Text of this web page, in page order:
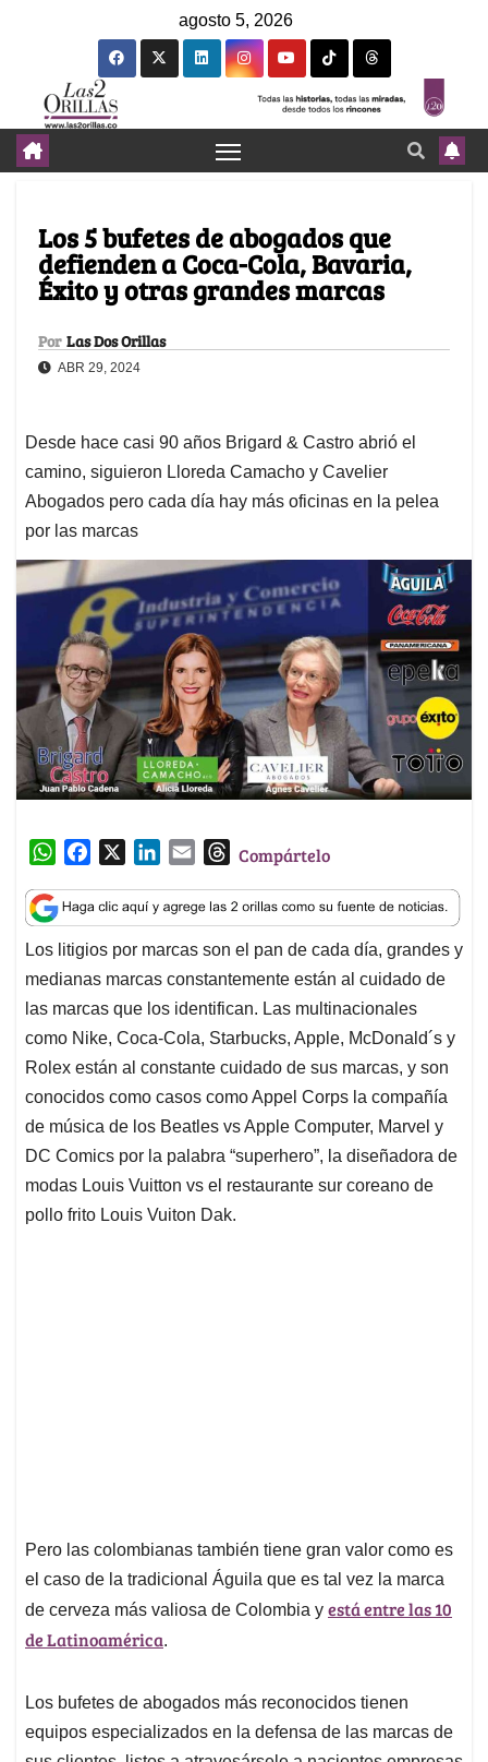
agosto 5, 2026
Los 5 bufetes de abogados que
defienden a Coca-Cola, Bavaria,
Éxito y otras grandes marcas
Por Las Dos Orillas
ABR 29, 2024
Desde hace casi 90 años Brigard & Castro abrió el
camino, siguieron Lloreda Camacho y Cavelier
Abogados pero cada día hay más oficinas en la pelea
por las marcas
W
a
t
s
A
p
p
c
e
b
o
o
k
n
k
e
d
I
n
a
i
l
T
r
e
a
d
s
Compártelo
Los litigios por marcas son el pan de cada día, grandes y
medianas marcas constantemente están al cuidado de
las marcas que los identifican. Las multinacionales
como Nike, Coca-Cola, Starbucks, Apple, McDonald´s y
Rolex están al constante cuidado de sus marcas, y son
conocidos como casos como Appel Corps la compañía
de música de los Beatles vs Apple Computer, Marvel y
DC Comics por la palabra “superhero”, la diseñadora de
modas Louis Vuitton vs el restaurante sur coreano de
pollo frito Louis Vuiton Dak.
Pero las colombianas también tiene gran valor como es
el caso de la tradicional Águila que es tal vez la marca
de cerveza más valiosa de Colombia y está entre las 10
de Latinoamérica.
Los bufetes de abogados más reconocidos tienen
equipos especializados en la defensa de las marcas de